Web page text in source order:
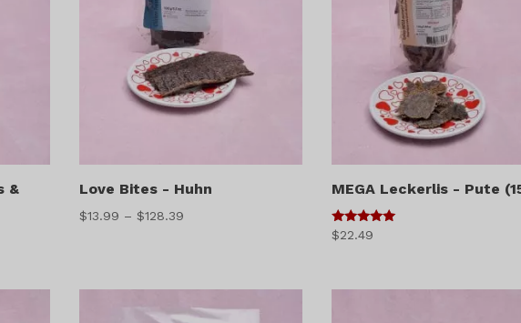
&
Love Bites - Huhn
$13.99 –$128.39
MEGA Leckerlis - Pute
5
von 5
$22.49